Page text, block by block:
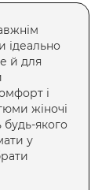
ідеально
й для
і
жіночі
якого
у